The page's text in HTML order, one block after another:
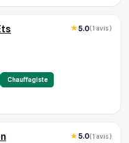
5.0(1 avis)
Chauffagiste
5.0(1 avis)